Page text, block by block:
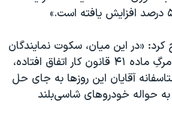
کرد: «در این میان، سکوت نمایندگان
مجلس که در مقابل مرگِ ماده ۴۱ قانون کار اتفاق افتاده،
آقایان این روز‌ها به جای حل
حواله خودرو‌های شاسی‌بلند